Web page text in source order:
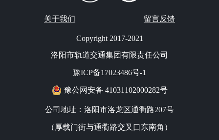
关于我们 留言反馈
Copyright 2017-2021
洛阳市轨道交通集团有限责任公司
豫ICP备17023486号-1
豫公网安备 41031102000282号
公司地址：洛阳市洛龙区通衢路207号
（厚载门街与通衢路交叉口东南角）